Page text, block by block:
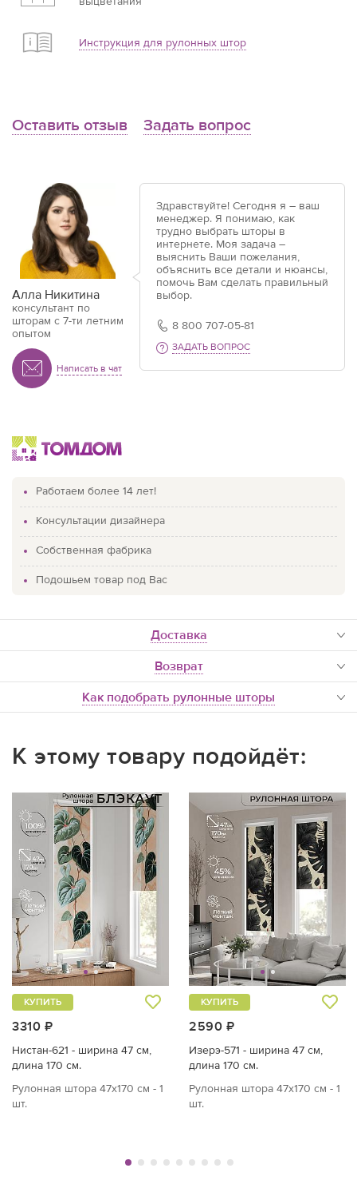
Инструкция для рулонных штор
Оставить отзыв Задать вопрос
Алла Никитина
консультант по
шторам с 7-ти летним
опытом
Написать в чат
Здравствуйте! Сегодня я – ваш
менеджер. Я понимаю, как
трудно выбрать шторы в
интернете. Моя задача –
выяснить Ваши пожелания,
объяснить все детали и нюансы,
помочь Вам сделать правильный
выбор.
8 800 707-05-81
ЗАДАТЬ ВОПРОС
Работаем более 14 лет!
Консультации дизайнера
Собственная фабрика
Подошьем товар под Вас
доставка
Возврат
Как подобрать рулонные шторы
К этому товару подойдёт:
3310 ₽
КУПИТЬ
Нистан-621 - ширина 47 см,
длина 170 см.
Рулонная штора 47х170 см - 1
шт.
2590 ₽
КУПИТЬ
Изерэ-571 - ширина 47 см,
длина 170 см.
Рулонная штора 47х170 см - 1
шт.